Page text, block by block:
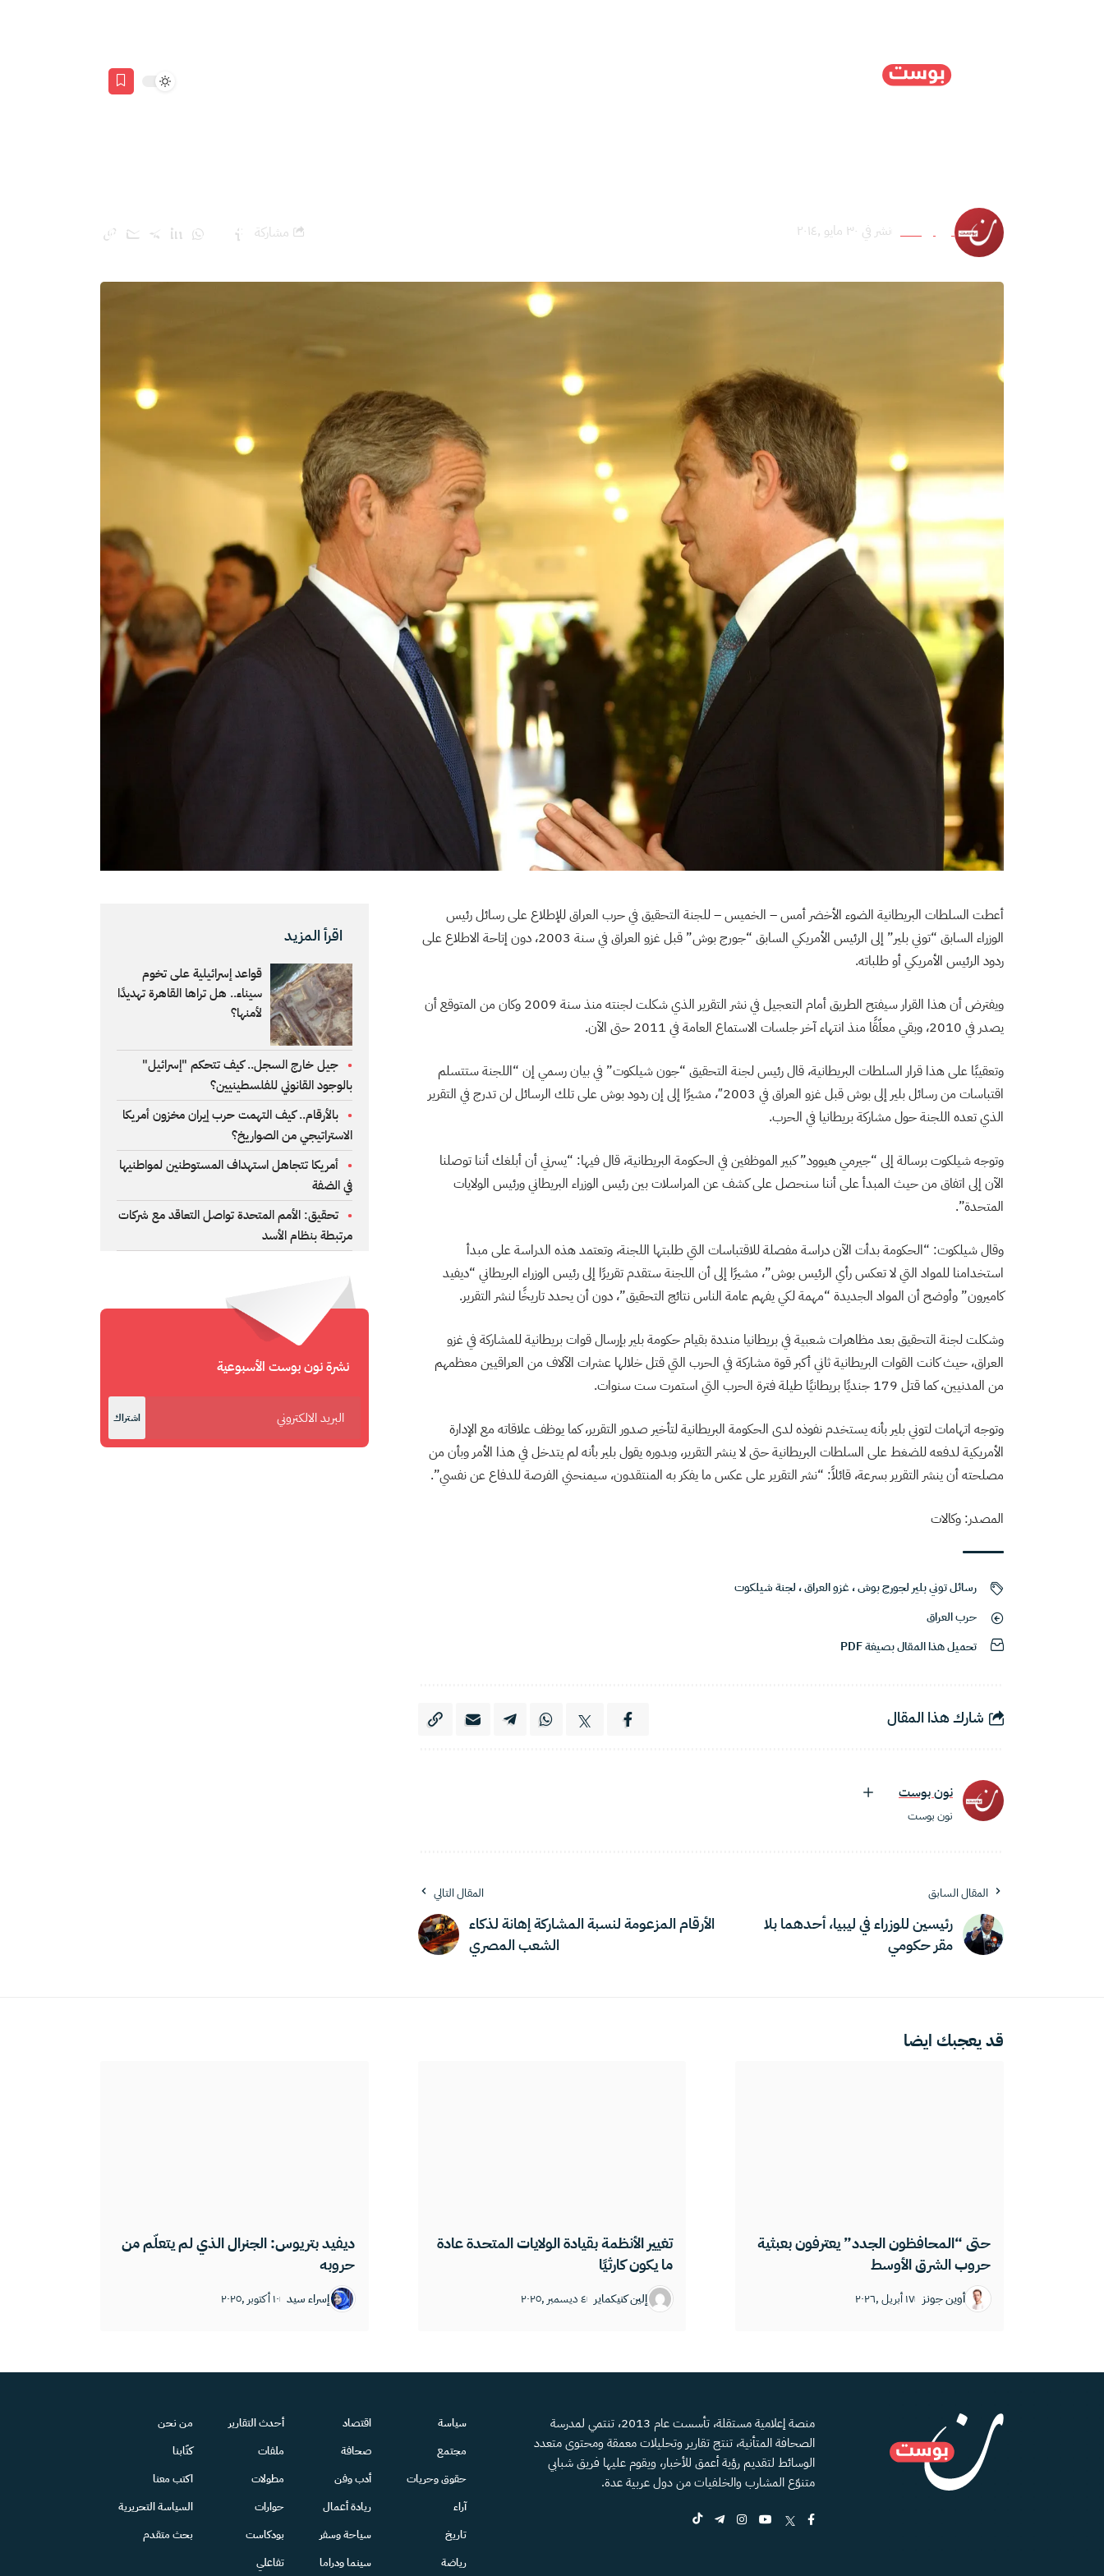
نون بوست نشر في ٣٠ مايو ,٢٠١٤ مشاركة
أعطت السلطات البريطانية الضوء الأخضر أمس – الخميس – للجنة التحقيق في حرب العراق للإطلاع على رسائل رئيس
الوزراء السابق “توني بلير” إلى الرئيس الأمريكي السابق “جورج بوش” قبل غزو العراق في سنة 2003، دون إتاحة الاطلاع على
ردود الرئيس الأمريكي أو طلباته.
ويفترض أن هذا القرار سيفتح الطريق أمام التعجيل في نشر التقرير الذي شكلت لجنته منذ سنة 2009 وكان من المتوقع أن
يصدر في 2010، وبقي معلّقًا منذ انتهاء آخر جلسات الاستماع العامة في 2011 حتى الآن.
وتعقيبًا على هذا قرار السلطات البريطانية، قال رئيس لجنة التحقيق “جون شيلكوت” في بيان رسمي إن “اللجنة ستتسلم
اقتباسات من رسائل بلير إلى بوش قبل غزو العراق في 2003″، مشيرًا إلى إن ردود بوش على تلك الرسائل لن تدرج في التقرير
الذي تعده اللجنة حول مشاركة بريطانيا في الحرب.
وتوجه شيلكوت برسالة إلى “جيرمي هيوود” كبير الموظفين في الحكومة البريطانية، قال فيها: “يسرني أن أبلغك أننا توصلنا
الآن إلى اتفاق من حيث المبدأ على أننا سنحصل على كشف عن المراسلات بين رئيس الوزراء البريطاني ورئيس الولايات
المتحدة”.
وقال شيلكوت: “الحكومة بدأت الآن دراسة مفصلة للاقتباسات التي طلبتها اللجنة، وتعتمد هذه الدراسة على مبدأ
استخدامنا للمواد التي لا تعكس رأي الرئيس بوش”، مشيرًا إلى أن اللجنة ستقدم تقريرًا إلى رئيس الوزراء البريطاني “ديفيد
كاميرون” وأوضح أن المواد الجديدة “مهمة لكي يفهم عامة الناس نتائج التحقيق”، دون أن يحدد تاريخًا لنشر التقرير.
وشكلت لجنة التحقيق بعد مظاهرات شعبية في بريطانيا منددة بقيام حكومة بلير بإرسال قوات بريطانية للمشاركة في غزو
العراق، حيث كانت القوات البريطانية ثاني أكبر قوة مشاركة في الحرب التي قتل خلالها عشرات الآلاف من العراقيين معظمهم
من المدنيين، كما قتل 179 جنديًا بريطانيًا طيلة فترة الحرب التي استمرت ست سنوات.
وتوجه اتهامات لتوني بلير بأنه يستخدم نفوذه لدى الحكومة البريطانية لتأخير صدور التقرير، كما يوظف علاقاته مع الإدارة
الأمريكية لدفعه للضغط على السلطات البريطانية حتى لا ينشر التقرير، وبدوره يقول بلير بأنه لم يتدخل في هذا الأمر وبأن من
مصلحته أن ينشر التقرير بسرعة، قائلاً: “نشر التقرير على عكس ما يفكر به المنتقدون، سيمنحني الفرصة للدفاع عن نفسي”.
المصدر: وكالات
رسائل توني بلير لجورج بوش، غزو العراق، لجنة شيلكوت
حرب العراق
تحميل هذا المقال بصيغة PDF
شارك هذا المقال
نون بوست
نون بوست
المقال السابق
رئيسين للوزراء في ليبيا، أحدهما بلا
مقر حكومي
المقال التالي
الأرقام المزعومة لنسبة المشاركة إهانة لذكاء
الشعب المصري
اقرأ المزيد
قواعد إسرائيلية على تخوم
سيناء.. هل تراها القاهرة تهديدًا
لأمنها؟
جيل خارج السجل.. كيف تتحكم "إسرائيل"
بالوجود القانوني للفلسطينيين؟
بالأرقام.. كيف التهمت حرب إيران مخزون أمريكا
الاستراتيجي من الصواريخ؟
أمريكا تتجاهل استهداف المستوطنين لمواطنيها
في الضفة
تحقيق: الأمم المتحدة تواصل التعاقد مع شركات
مرتبطة بنظام الأسد
نشرة نون بوست الأسبوعية
اشتراك
قد يعجبك ايضا
حتى “المحافظون الجدد” يعترفون بعبثية
حروب الشرق الأوسط
أوين جونز ١٧ أبريل ,٢٠٢٦
تغيير الأنظمة بقيادة الولايات المتحدة عادة
ما يكون كارثيًا
إلين كنيكماير ٤ ديسمبر ,٢٠٢٥
ديفيد بتريوس: الجنرال الذي لم يتعلّم من
حروبه
إسراء سيد ١٠ أكتوبر ,٢٠٢٥
منصة إعلامية مستقلة، تأسست عام 2013، تنتمي لمدرسة
الصحافة المتأنية، تنتج تقارير وتحليلات معمقة ومحتوى متعدد
الوسائط لتقديم رؤية أعمق للأخبار، ويقوم عليها فريق شبابي
متنوّع المشارب والخلفيات من دول عربية عدة.
سياسة
مجتمع
حقوق وحريات
آراء
تاريخ
رياضة
اقتصاد
صحافة
أدب وفن
ريادة أعمال
سياحة وسفر
سينما ودراما
أحدث التقارير
ملفات
مطولات
حوارات
بودكاست
تفاعلي
من نحن
كتّابنا
اكتب معنا
السياسة التحريرية
بحث متقدم